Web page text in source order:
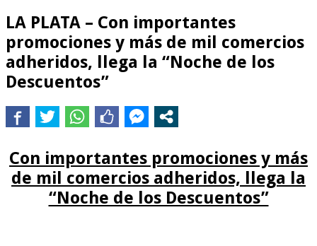
LA PLATA – Con importantes
promociones y más de mil comercios
adheridos, llega la “Noche de los
Descuentos”
Con importantes promociones y más
de mil comercios adheridos, llega la
“Noche de los Descuentos”